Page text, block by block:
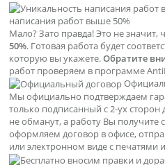
написания работ выше 50%
Мало? Зато правда! Это не
50%. Готовая работа будет
которую вы укажете.Обратите
работ проверяем в программе
Мы официально подтверждаем
только подписанный с 2-ух сторон
не обманут, а работу Вы получите
оформляем договор в офисе,
или электронном виде с печатями